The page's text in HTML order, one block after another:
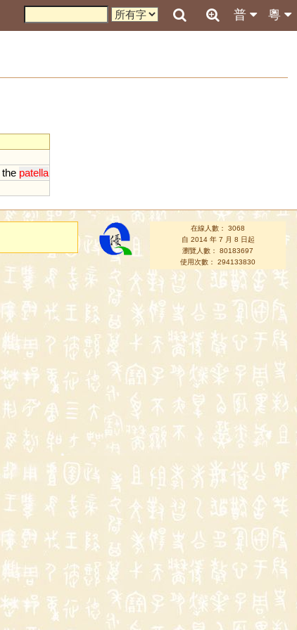
粵
普
the patella
在線人數： 3068
自 2014 年 7 月 8 日起
瀏覽人數： 80183697
使用次數： 294133830